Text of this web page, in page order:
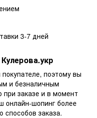
3-7 дней
поэтому вы
и безналичным
заказе и в момент
онлайн-шопинг более
заказа.